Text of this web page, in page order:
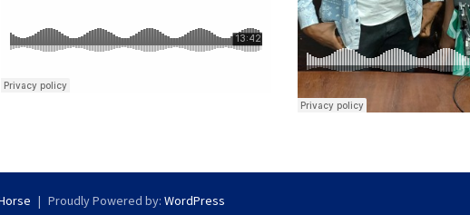
Proudly Powered by: WordPress